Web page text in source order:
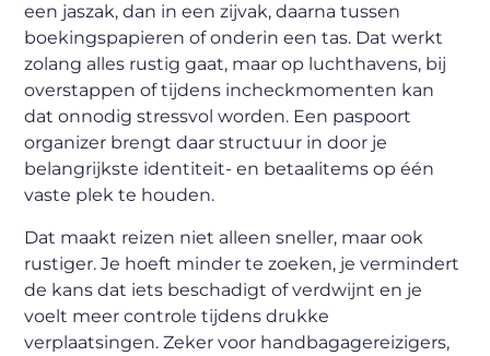
een jaszak, dan in een zijvak, daarna tussen
boekingspapieren of onderin een tas. Dat werkt
zolang alles rustig gaat, maar op luchthavens, bij
overstappen of tijdens incheckmomenten kan
dat onnodig stressvol worden. Een paspoort
organizer brengt daar structuur in door je
belangrijkste identiteit- en betaalitems op één
vaste plek te houden.
Dat maakt reizen niet alleen sneller, maar ook
rustiger. Je hoeft minder te zoeken, je vermindert
de kans dat iets beschadigt of verdwijnt en je
voelt meer controle tijdens drukke
verplaatsingen. Zeker voor handbagagereizigers,